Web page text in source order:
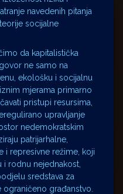
navedenih pitanja
socijalne
da kapitalistička
ne samo na
ekološku i socijalnu
mjerama primarno
pristupi resursima,
upravljanje
nedemokratskim
patrijarhalne,
i represivne režime, koji
rodnu nejednakost,
sredstava za
građanstvo.